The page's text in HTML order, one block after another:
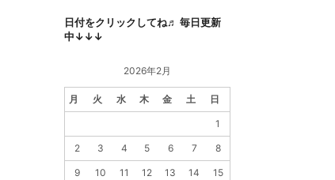
日付をクリックしてね♬ 毎日更新
中↓↓↓
2026年2月
月 火 水 木 金 土 日
1
2 3 4 5 6 7 8
9 10 11 12 13 14 15